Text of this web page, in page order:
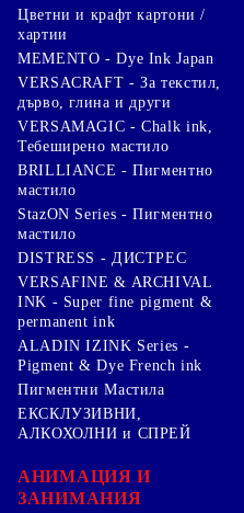
Цветни и крафт картони /
хартии
MEMENTO - Dye Ink Japan
VERSACRAFT - За текстил,
дърво, глина и други
VERSAMAGIC - Chalk ink,
Тебеширено мастило
BRILLIANCE - Пигментно
мастило
StazON Series - Пигментно
мастило
DISTRESS - ДИСТРЕС
VERSAFINE & ARCHIVAL
INK - Super fine pigment &
permanent ink
ALADIN IZINK Series -
Pigment & Dye French ink
Пигментни Мастила
ЕКСКЛУЗИВНИ,
АЛКОХОЛНИ и СПРЕЙ
АНИМАЦИЯ И
ЗАНИМАНИЯ